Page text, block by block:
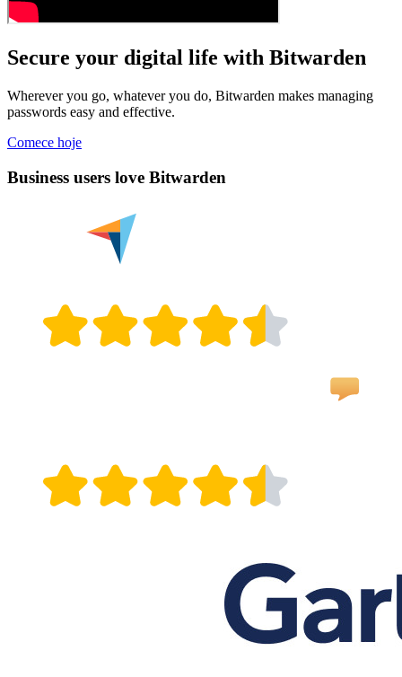
Secure your digital life with Bitwarden
Wherever you go, whatever you do, Bitwarden makes managing
passwords easy and effective.
Comece hoje
Business users love Bitwarden